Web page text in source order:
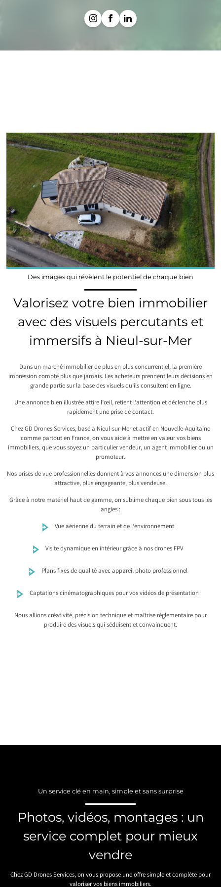
Des images qui révèlent le potentiel de chaque bien
Valorisez votre bien immobilier
avec des visuels percutants et
immersifs à Nieul-sur-Mer
Dans un marché immobilier de plus en plus concurrentiel, la première
impression compte plus que jamais. Les acheteurs prennent leurs décisions en
grande partie sur la base des visuels qu’ils consultent en ligne.
Une annonce bien illustrée attire l’œil, retient l’attention et déclenche plus
rapidement une prise de contact.
Chez GD Drones Services, basé à Nieul-sur-Mer et actif en Nouvelle-Aquitaine
comme partout en France, on vous aide à mettre en valeur vos biens
immobiliers, que vous soyez un particulier vendeur, un agent immobilier ou un
promoteur.
Nos prises de vue professionnelles donnent à vos annonces une dimension plus
attractive, plus engageante, plus vendeuse.
Grâce à notre matériel haut de gamme, on sublime chaque bien sous tous les
angles :
Vue aérienne du terrain et de l’environnement
Visite dynamique en intérieur grâce à nos drones FPV
Plans fixes de qualité avec appareil photo professionnel
Captations cinématographiques pour vos vidéos de présentation
Nous allions créativité, précision technique et maîtrise réglementaire pour
produire des visuels qui séduisent et convainquent.
Un service clé en main, simple et sans surprise
Photos, vidéos, montages : un
service complet pour mieux
vendre
Chez GD Drones Services, on vous propose une offre simple et complète pour
valoriser vos biens immobiliers.